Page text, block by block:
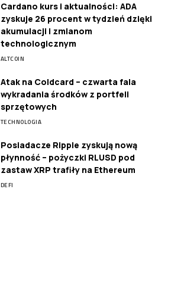
Cardano kurs i aktualności: ADA
zyskuje 26 procent w tydzień dzięki
akumulacji i zmianom
technologicznym
ALTCOIN
Atak na Coldcard – czwarta fala
wykradania środków z portfeli
sprzętowych
TECHNOLOGIA
Posiadacze Ripple zyskują nową
płynność – pożyczki RLUSD pod
zastaw XRP trafiły na Ethereum
DEFI